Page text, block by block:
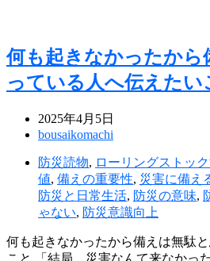
何も起きなかったから
っている人へ伝えたい
2025年4月5日
bousaikomachi
防災読物, ローリングストッ
値, 備えの重要性, 災害に備え
防災と日常生活, 防災の意味,
ゃない, 防災意識向上
何も起きなかったから備えは無駄
こと 「結局、災害なんて来なかっ